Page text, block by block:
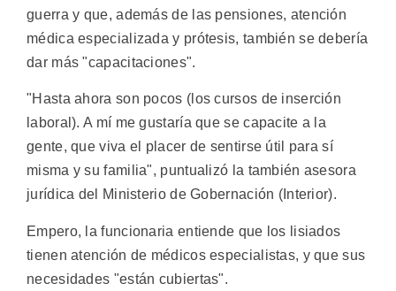
guerra y que, además de las pensiones, atención
médica especializada y prótesis, también se debería
dar más "capacitaciones".
"Hasta ahora son pocos (los cursos de inserción
laboral). A mí me gustaría que se capacite a la
gente, que viva el placer de sentirse útil para sí
misma y su familia", puntualizó la también asesora
jurídica del Ministerio de Gobernación (Interior).
Empero, la funcionaria entiende que los lisiados
tienen atención de médicos especialistas, y que sus
necesidades "están cubiertas".